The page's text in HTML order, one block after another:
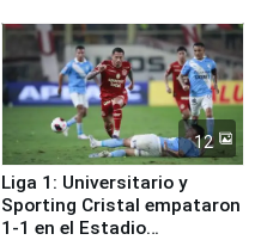
12
Liga 1: Universitario y
Sporting Cristal empataron
1-1 en el Estadio